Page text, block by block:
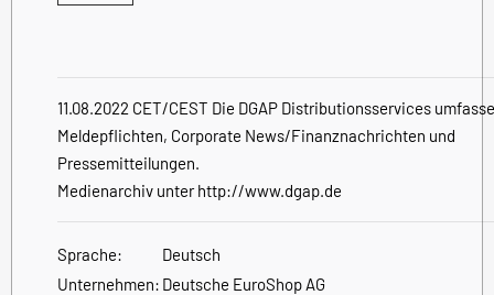
11.08.2022 CET/CEST Die DGAP Distributionsservices
Meldepflichten, Corporate News/Finanznachrichten und
Pressemitteilungen.
Medienarchiv unter http://www.dgap.de
Sprache:
Deutsch
Unternehmen: Deutsche EuroShop AG